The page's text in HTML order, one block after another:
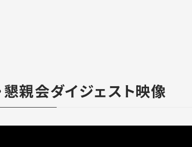
懇親会ダイジェスト映像